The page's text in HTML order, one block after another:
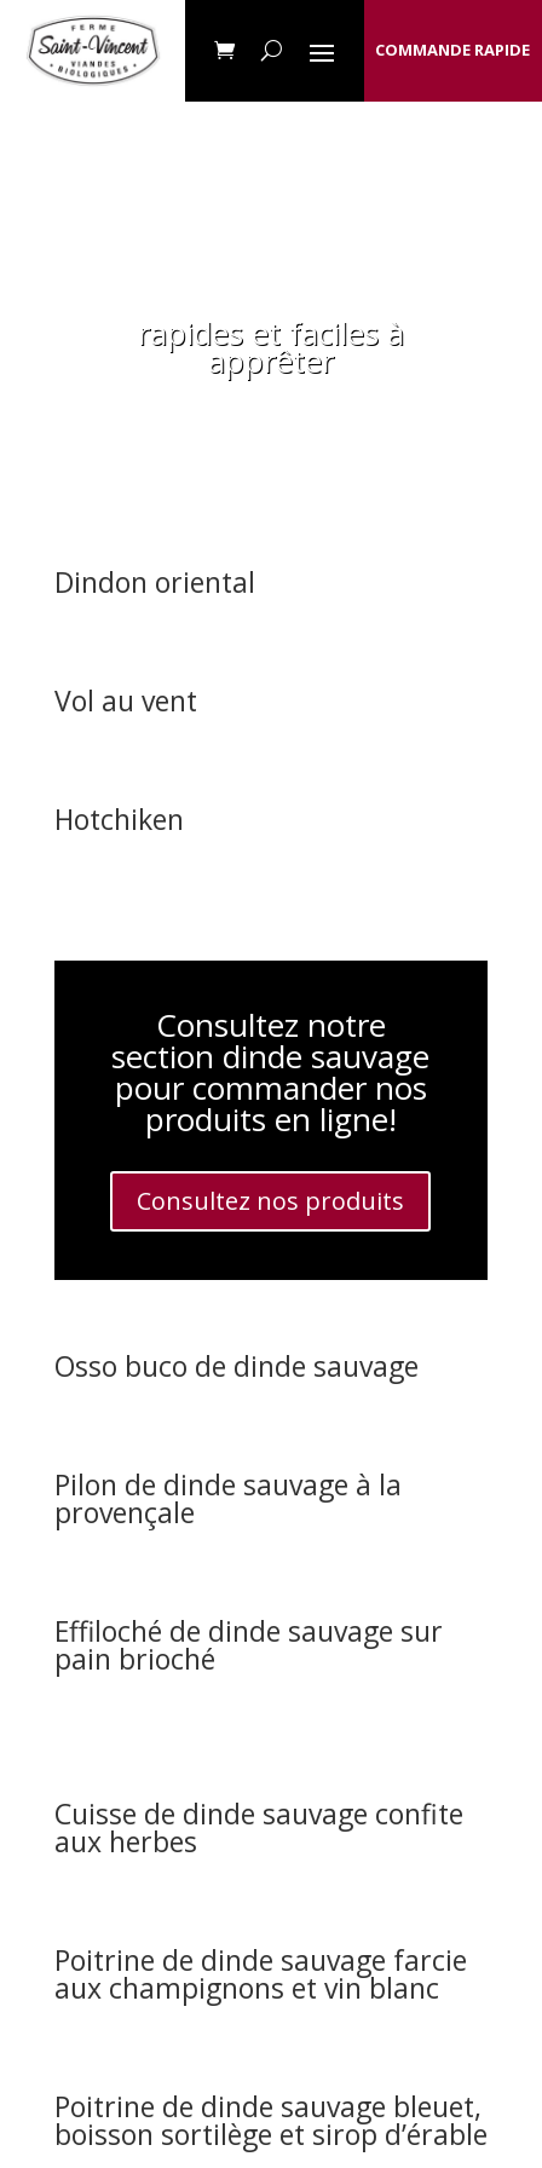
COMMANDE RAPIDE
rapides et faciles à
apprêter
Dindon oriental
Vol au vent
Hotchiken
Consultez notre
section dinde sauvage
pour commander nos
produits en ligne!
Consultez nos produits
Osso buco de dinde sauvage
Pilon de dinde sauvage à la
provençale
Effiloché de dinde sauvage sur
pain brioché
Cuisse de dinde sauvage confite
aux herbes
Poitrine de dinde sauvage farcie
aux champignons et vin blanc
Poitrine de dinde sauvage bleuet,
boisson sortilège et sirop d’érable